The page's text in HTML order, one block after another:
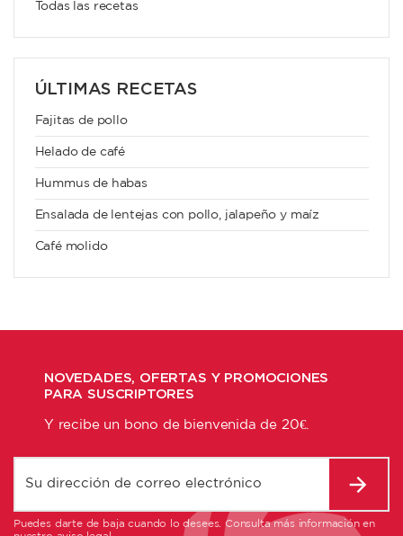
Todas las recetas
ÚLTIMAS RECETAS
Fajitas de pollo
Helado de café
Hummus de habas
Ensalada de lentejas con pollo, jalapeño y maíz
Café molido
NOVEDADES, OFERTAS Y PROMOCIONES
PARA SUSCRIPTORES
Y recibe un bono de bienvenida de 20€.
Puedes darte de baja cuando lo desees. Consulta más información en